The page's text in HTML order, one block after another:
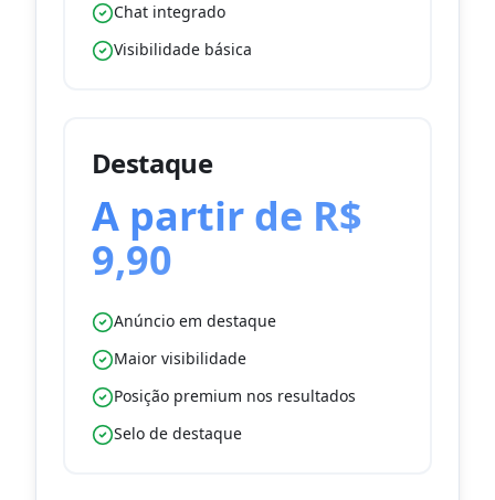
Chat integrado
Visibilidade básica
Destaque
A partir de R$
9,90
Anúncio em destaque
Maior visibilidade
Posição premium nos resultados
Selo de destaque